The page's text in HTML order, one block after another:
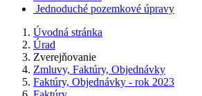
Jednoduché pozemkové úpravy
Úvodná stránka
Úrad
Zverejňovanie
Zmluvy, Faktúry, Objednávky
Faktúry, Objednávky - rok 2023